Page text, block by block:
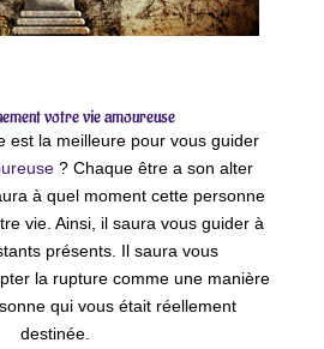
votre vie amoureuse
est la meilleure pour vous guider
? Chaque être a son alter
à quel moment cette personne
vie. Ainsi, il saura vous guider à
présents. Il saura vous
la rupture comme une manière
qui vous était réellement
destinée.